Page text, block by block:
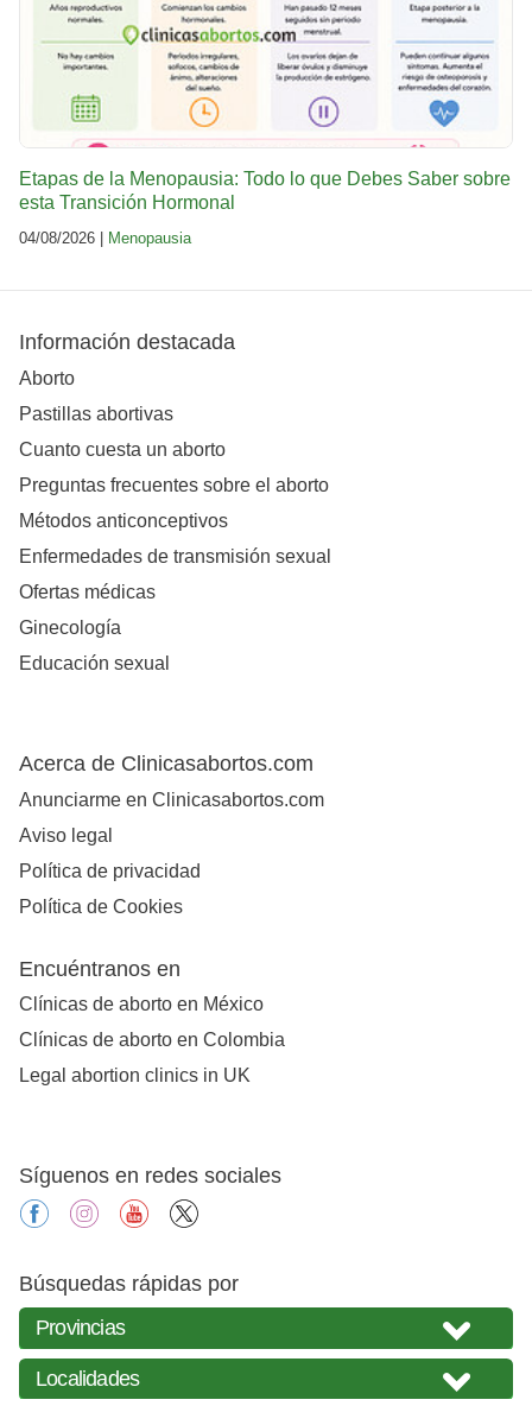
Etapas de la Menopausia: Todo lo que Debes Saber sobre
esta Transición Hormonal
04/08/2026 | Menopausia
Información destacada
Aborto
Pastillas abortivas
Cuanto cuesta un aborto
Preguntas frecuentes sobre el aborto
Métodos anticonceptivos
Enfermedades de transmisión sexual
Ofertas médicas
Ginecología
Educación sexual
Acerca de Clinicasabortos.com
Anunciarme en Clinicasabortos.com
Aviso legal
Política de privacidad
Política de Cookies
Encuéntranos en
Clínicas de aborto en México
Clínicas de aborto en Colombia
Legal abortion clinics in UK
Síguenos en redes sociales
facebookinstagramyoutube
Búsquedas rápidas por